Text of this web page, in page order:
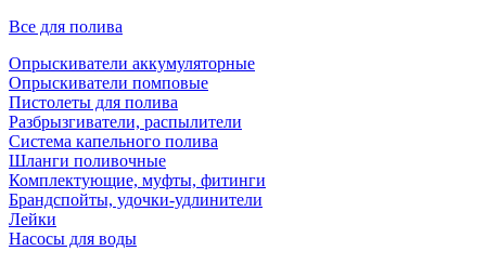
Все для полива
Опрыскиватели аккумуляторные
Опрыскиватели помповые
Пистолеты для полива
Разбрызгиватели, распылители
Система капельного полива
Шланги поливочные
Комплектующие, муфты, фитинги
Брандспойты, удочки-удлинители
Лейки
Насосы для воды